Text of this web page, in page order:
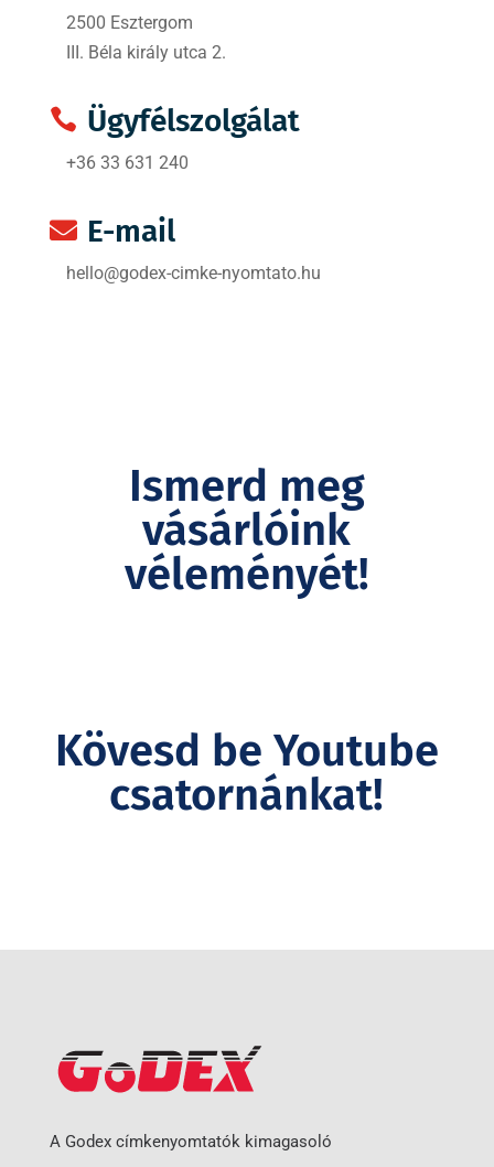
2500 Esztergom
III. Béla király utca 2.
 Ügyfélszolgálat
+36 33 631 240
 E-mail
hello@godex-cimke-nyomtato.hu
Ismerd meg
vásárlóink
véleményét!
Kövesd be Youtube
csatornánkat!
A Godex címkenyomtatók kimagasoló